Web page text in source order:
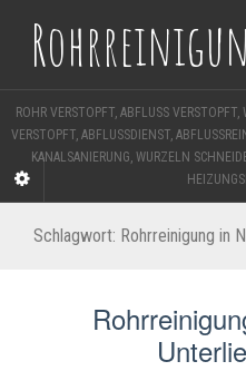
ROHR VERSTOPFT, ABFLUSS
VERSTOPFT, ABFLUSSDIENST,
KANALSANIERUNG, WURZELN
Schlagwort: Rohrreinigung in